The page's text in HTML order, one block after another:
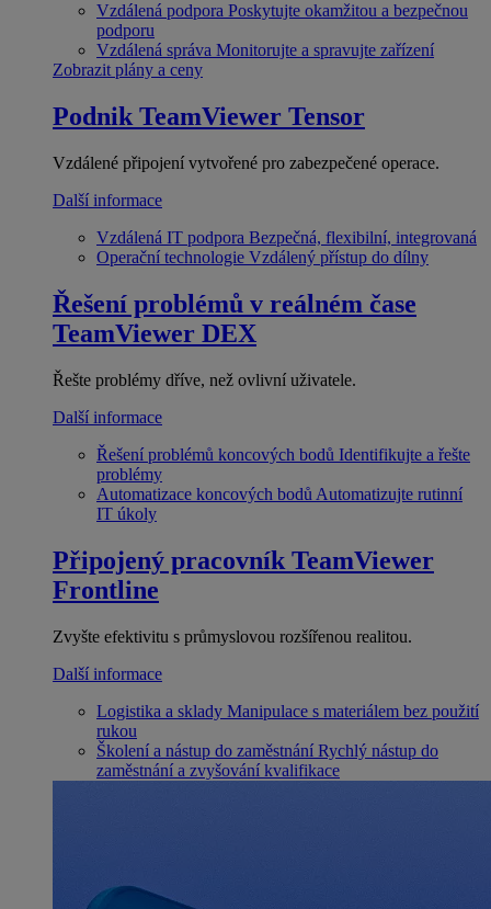
Vzdálená podpora Poskytujte okamžitou a bezpečnou
podporu
Vzdálená správa Monitorujte a spravujte zařízení
Zobrazit plány a ceny
Podnik TeamViewer Tensor
Vzdálené připojení vytvořené pro zabezpečené operace.
Další informace
Vzdálená IT podpora Bezpečná, flexibilní, integrovaná
Operační technologie Vzdálený přístup do dílny
Řešení problémů v reálném čase
TeamViewer DEX
Řešte problémy dříve, než ovlivní uživatele.
Další informace
Řešení problémů koncových bodů Identifikujte a řešte
problémy
Automatizace koncových bodů Automatizujte rutinní
IT úkoly
Připojený pracovník TeamViewer
Frontline
Zvyšte efektivitu s průmyslovou rozšířenou realitou.
Další informace
Logistika a sklady Manipulace s materiálem bez použití
rukou
Školení a nástup do zaměstnání Rychlý nástup do
zaměstnání a zvyšování kvalifikace